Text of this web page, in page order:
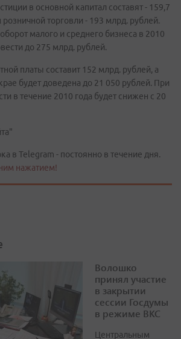
в основной капитал составят - 159,7
торговли - 193 млрд. рублей.
малого и среднего бизнеса в 2010
до 275 млрд. рублей.
платы составит 152 млрд. рублей, а
будет доведена до 21 050 рублей. При
в течение 2010 года будет снижен с 20
в Telegram - постоянно в течение дня.
нажатием!
Волошко
принял участие
в закрытии
сессии Госдумы
в режиме ВКС
Центральным